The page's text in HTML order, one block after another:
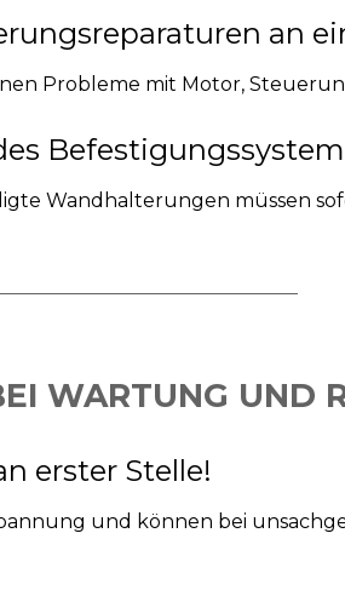
an
Probleme mit Motor,
Wandhalterungen müssen
WARTUNG UND
erster Stelle!
und können bei